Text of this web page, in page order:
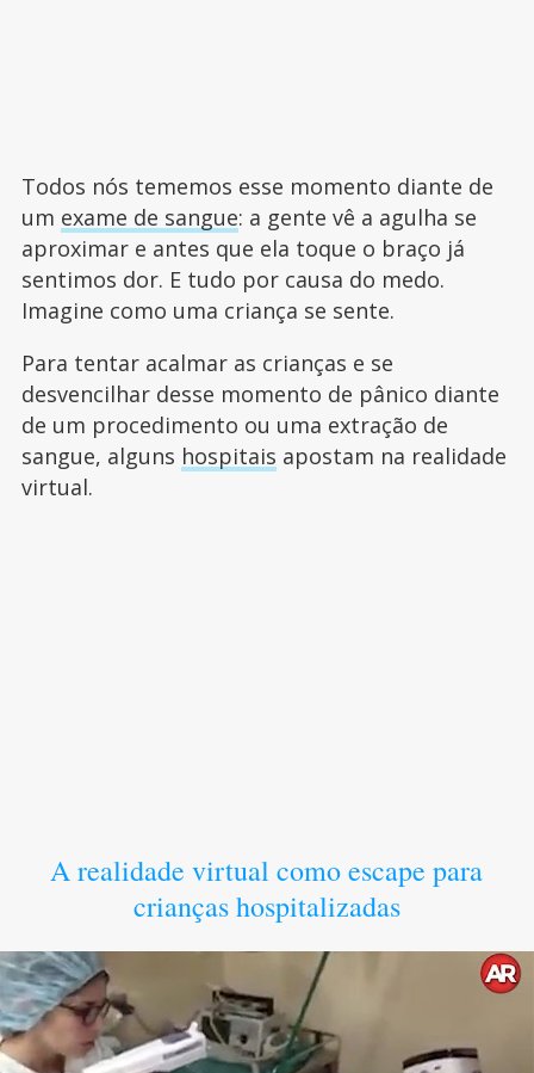
Todos nós tememos esse momento diante de
um exame de sangue: a gente vê a agulha se
aproximar e antes que ela toque o braço já
sentimos dor. E tudo por causa do medo.
Imagine como uma criança se sente.
Para tentar acalmar as crianças e se
desvencilhar desse momento de pânico diante
de um procedimento ou uma extração de
sangue, alguns hospitais apostam na realidade
virtual.
A realidade virtual como escape para
crianças hospitalizadas